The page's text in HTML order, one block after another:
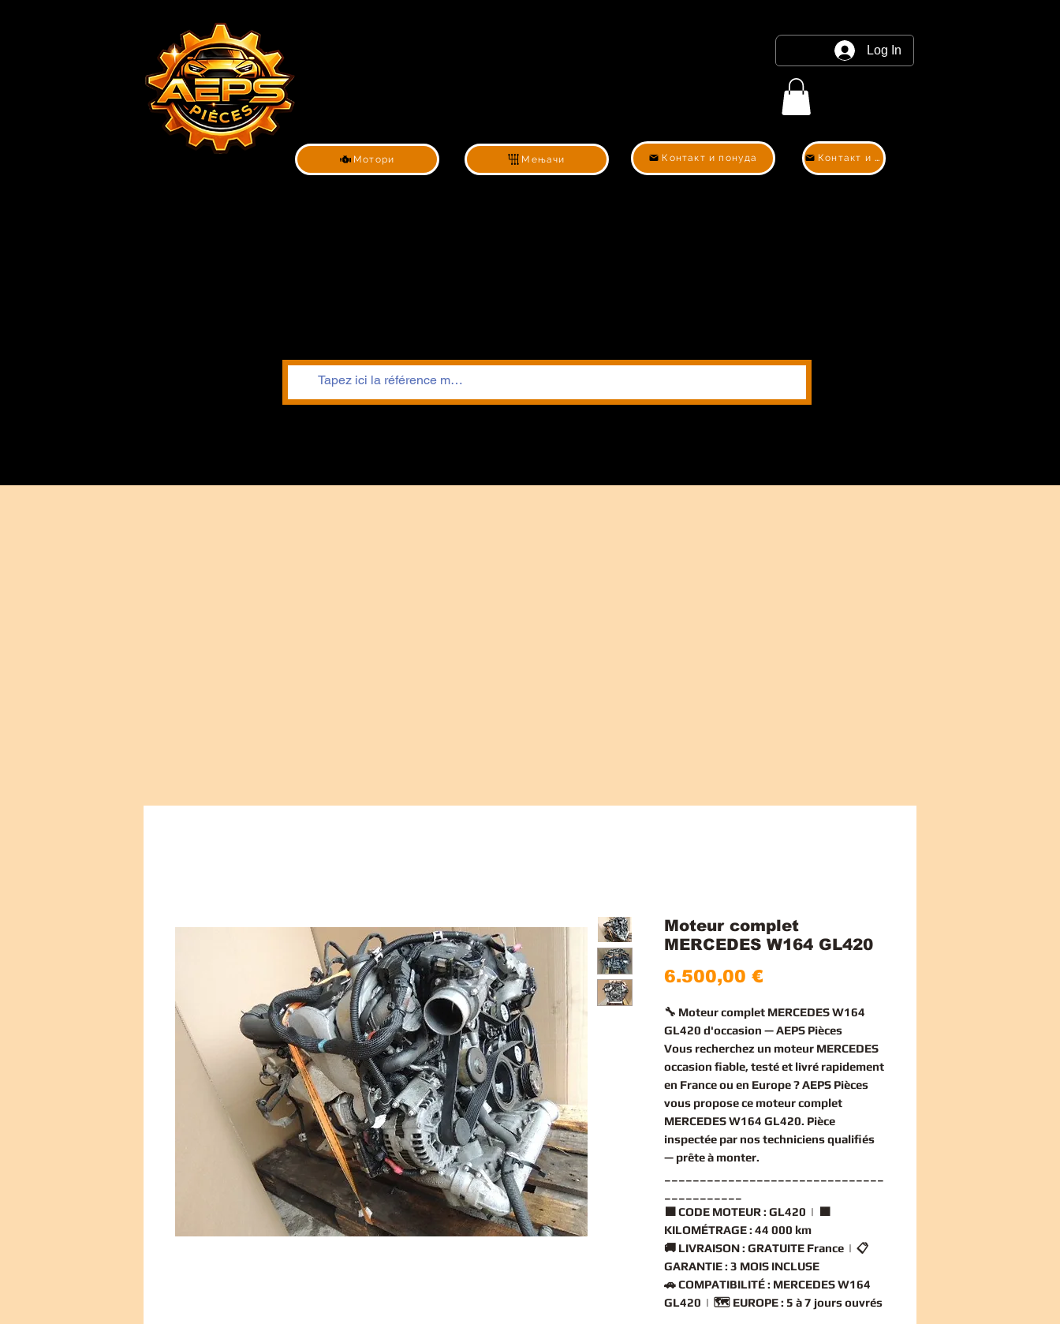
Мотори Мењачи
Log In
Контакт и понуда Контакт и понуда
Moteur complet
MERCEDES W164 GL420
6.500,00 €Price
🔧 Moteur complet MERCEDES W164
GL420 d'occasion — AEPS Pièces
Vous recherchez un moteur MERCEDES
occasion fiable, testé et livré rapidement
en France ou en Europe ? AEPS Pièces
vous propose ce moteur complet
MERCEDES W164 GL420. Pièce
inspectée par nos techniciens qualifiés
— prête à monter.
🟧CODE MOTEUR : GL420 | 🟧
KILOMÉTRAGE : 44 000 km
🚚 LIVRAISON : GRATUITE France | 📋
GARANTIE : 3 MOIS INCLUSE
🚗COMPATIBILITÉ : MERCEDES W164
GL420 | 🗺️ EUROPE : 5 à 7 jours ouvrés